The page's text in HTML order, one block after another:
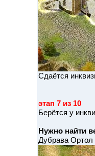
Сдаётся
этап 7 из 10
Берётся у
Нужно найти
Дубрава Ортол